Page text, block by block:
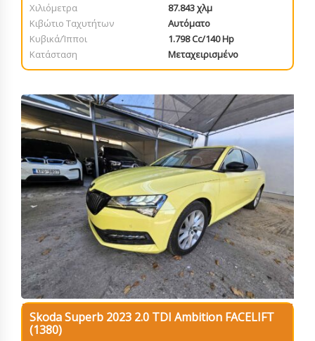
Χιλιόμετρα
87.843 χλμ
Κιβώτιο Ταχυτήτων
Αυτόματο
Κυβικά/Ίπποι
1.798 Cc/140 Hp
Κατάσταση
Μεταχειρισμένο
Skoda Superb 2023 2.0 TDI Ambition FACELIFT
(1380)